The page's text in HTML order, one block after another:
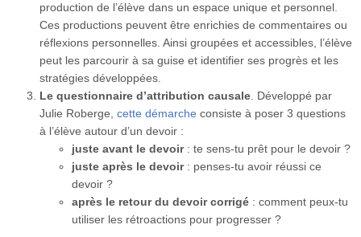
production de l’élève dans un espace unique et personnel.
Ces productions peuvent être enrichies de commentaires ou
réflexions personnelles. Ainsi groupées et accessibles, l’élève
peut les parcourir à sa guise et identifier ses progrès et les
stratégies développées.
Le questionnaire d’attribution causale. Développé par
Julie Roberge, cette démarche consiste à poser 3 questions
à l’élève autour d’un devoir :
juste avant le devoir: te sens-tu prêt pour le devoir ?
juste après le devoir: penses-tu avoir réussi ce
devoir ?
après le retour du devoir corrigé: comment peux-tu
utiliser les rétroactions pour progresser ?